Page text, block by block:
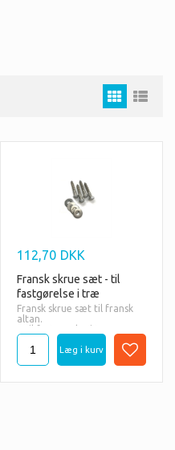
112,70 DKK
Fransk skrue sæt - til
fastgørelse i træ
Fransk skrue sæt til fransk
altan.
- Til fastgørelse i træ.
- Sæt af 4 stk.
- Sæt bestående af 4 stk.
rustfrie franske skruer i
- Inkl. rustfrie skærmskiver